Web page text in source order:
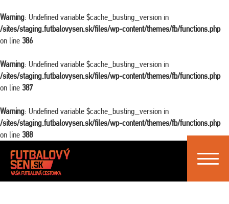
Warning: Undefined variable $cache_busting_version in
/sites/staging.futbalovysen.sk/files/wp-content/themes/fb/functions.php
on line 386
Warning: Undefined variable $cache_busting_version in
/sites/staging.futbalovysen.sk/files/wp-content/themes/fb/functions.php
on line 387
Warning: Undefined variable $cache_busting_version in
/sites/staging.futbalovysen.sk/files/wp-content/themes/fb/functions.php
on line 388
Toggle